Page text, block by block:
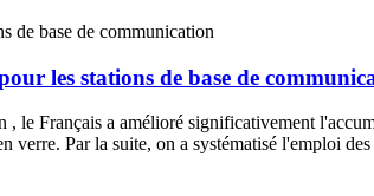
les stations de base de
le Français a amélioré significativement
verre. Par la suite, on a systématisé l'emploi